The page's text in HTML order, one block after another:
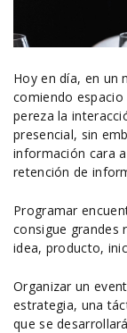
Hoy en día, en un
comiendo
pereza la
presencial, sin
información cara
retención de
Programar
consigue grandes
idea, producto,
Organizar un
estrategia, una
que se